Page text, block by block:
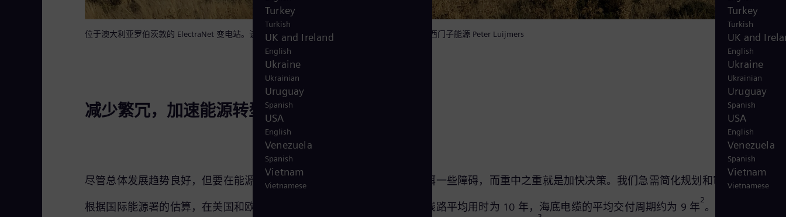
Turkey
Turkish
UK and
English
Ukraine
Ukrainian
Uruguay
Spanish
USA
English
Venezuela
Spanish
Vietnam
Vietnamese
位于澳大利亚罗伯茨敦的 ElectraNet 变电站。该变电站安装了两台飞轮同步调相机。图片摄影：西门子能源 Peter Luijmers
减少繁冗，加速能源转型
尽管总体发展趋势良好，但要在能源转型方面取得真正的进展，仍需要消弭一些障碍，而重中之重就是加快决策。我们急需简化规划和审批流程。
根据国际能源署的估算，在美国和欧洲，从审批到建设完工一条架空输电线路平均用时为 10 年，海底电缆的平均交付周期约为 9 年
2
。德国工业联合
Turkey
Turkish
UK and Ireland
English
Ukraine
Ukrainian
Uruguay
Spanish
USA
English
Venezuela
Spanish
Vietnam
Vietnamese